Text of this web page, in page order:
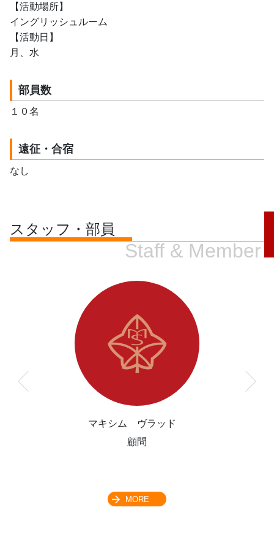
【活動場所】
イングリッシュルーム
【活動日】
月、水
部員数
１０名
遠征・合宿
なし
スタッフ・部員
Staff & Member
マキシム ヴラッド
顧問
MORE